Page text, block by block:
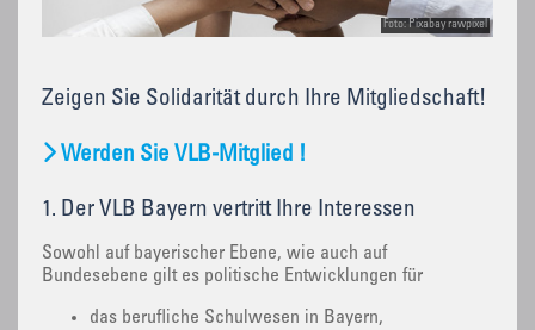
Foto: Pixabay rawpixel
Zeigen Sie Solidarität durch Ihre Mitgliedschaft!
Werden Sie VLB-Mitglied !
1. Der VLB Bayern vertritt Ihre Interessen
Sowohl auf bayerischer Ebene, wie auch auf
Bundesebene gilt es politische Entwicklungen für
das berufliche Schulwesen in Bayern,